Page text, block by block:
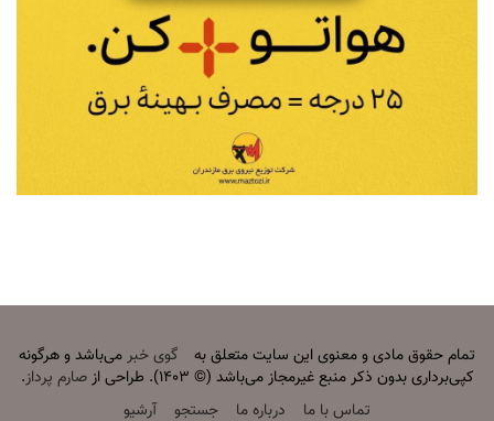
تمام حقوق مادی و معنوی این سایت متعلق به گوی خبرمی‌باشد و هرگونه
کپی‌برداری بدون ذکر منبع غیرمجاز می‌باشد (© ۱۴۰۳). طراحی از
صارم پرداز.
تماس با ما
درباره ما جستجو آرشیو